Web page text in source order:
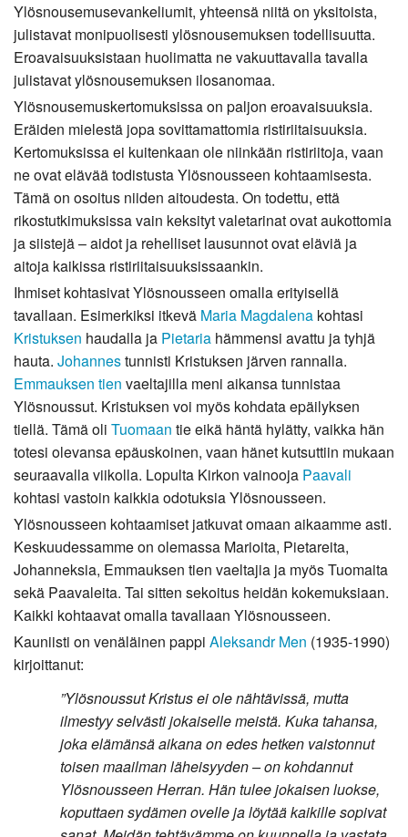
Ylösnousemusevankeliumit, yhteensä niitä on yksitoista,
julistavat monipuolisesti ylösnousemuksen todellisuutta.
Eroavaisuuksistaan huolimatta ne vakuuttavalla tavalla
julistavat ylösnousemuksen ilosanomaa.
Ylösnousemuskertomuksissa on paljon eroavaisuuksia.
Eräiden mielestä jopa sovittamattomia ristiriitaisuuksia.
Kertomuksissa ei kuitenkaan ole niinkään ristiriitoja, vaan
ne ovat elävää todistusta Ylösnousseen kohtaamisesta.
Tämä on osoitus niiden aitoudesta. On todettu, että
rikostutkimuksissa vain keksityt valetarinat ovat aukottomia
ja siistejä – aidot ja rehelliset lausunnot ovat eläviä ja
aitoja kaikissa ristiriitaisuuksissaankin.
Ihmiset kohtasivat Ylösnousseen omalla erityisellä
tavallaan. Esimerkiksi itkevä Maria Magdalena kohtasi
Kristuksen haudalla ja Pietaria hämmensi avattu ja tyhjä
hauta. Johannestunnisti Kristuksen järven rannalla.
Emmauksen tien vaeltajilla meni aikansa tunnistaa
Ylösnoussut. Kristuksen voi myös kohdata epäilyksen
tiellä. Tämä oli Tuomaan tie eikä häntä hylätty, vaikka hän
totesi olevansa epäuskoinen, vaan hänet kutsuttiin mukaan
seuraavalla viikolla. Lopulta Kirkon vainooja Paavali
kohtasi vastoin kaikkia odotuksia Ylösnousseen.
Ylösnousseen kohtaamiset jatkuvat omaan aikaamme asti.
Keskuudessamme on olemassa Marioita, Pietareita,
Johanneksia, Emmauksen tien vaeltajia ja myös Tuomaita
sekä Paavaleita. Tai sitten sekoitus heidän kokemuksiaan.
Kaikki kohtaavat omalla tavallaan Ylösnousseen.
Kauniisti on venäläinen pappi Aleksandr Men (1935-1990)
kirjoittanut:
”Ylösnoussut Kristus ei ole nähtävissä, mutta
ilmestyy selvästi jokaiselle meistä. Kuka tahansa,
joka elämänsä aikana on edes hetken vaistonnut
toisen maailman läheisyyden – on kohdannut
Ylösnousseen Herran. Hän tulee jokaisen luokse,
koputtaen sydämen ovelle ja löytää kaikille sopivat